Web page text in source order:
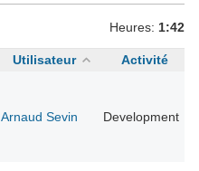
Heures: 1:42
Utilisateur Activité
Arnaud Sevin Development